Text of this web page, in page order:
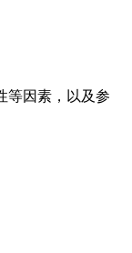
等因素，以及参